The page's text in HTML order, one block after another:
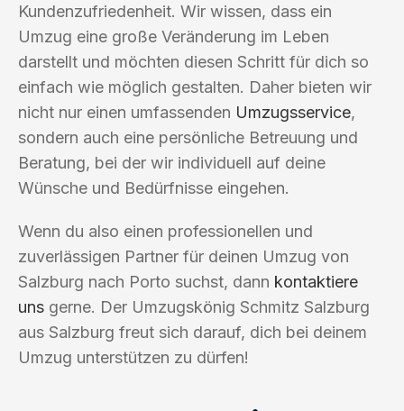
Kundenzufriedenheit. Wir wissen, dass ein
Umzug eine große Veränderung im Leben
darstellt und möchten diesen Schritt für dich so
einfach wie möglich gestalten. Daher bieten wir
nicht nur einen umfassenden Umzugsservice,
sondern auch eine persönliche Betreuung und
Beratung, bei der wir individuell auf deine
Wünsche und Bedürfnisse eingehen.
Wenn du also einen professionellen und
zuverlässigen Partner für deinen Umzug von
Salzburg nach Porto suchst, dann kontaktiere
uns gerne. Der Umzugskönig Schmitz Salzburg
aus Salzburg freut sich darauf, dich bei deinem
Umzug unterstützen zu dürfen!